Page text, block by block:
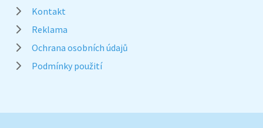
Kontakt
Reklama
Ochrana osobních údajů
Podmínky použití